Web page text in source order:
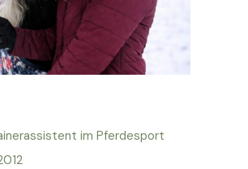
im Pferdesport